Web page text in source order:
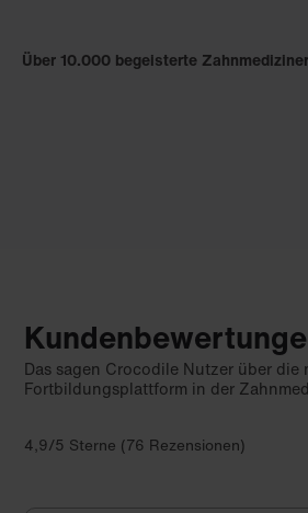
Über 10.000 begeisterte
Das sagen Crocodile Nutzer über die
Fortbildungsplattform in der
4,9/5 Sterne (76 Rezensionen)